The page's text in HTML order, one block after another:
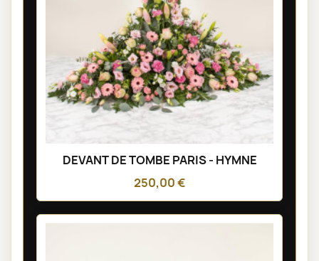
DEVANT DE TOMBE PARIS - HYMNE
250,00 €